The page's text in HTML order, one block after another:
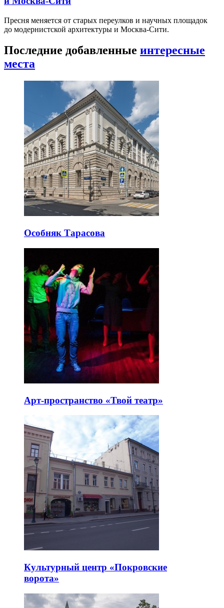
Пресня меняется от старых переулков и научных площадок
до модернистской архитектуры и Москва-Сити.
Последние добавленные интересные
места
Особняк Тарасова
Арт-пространство «Твой театр»
Культурный центр «Покровские
ворота»